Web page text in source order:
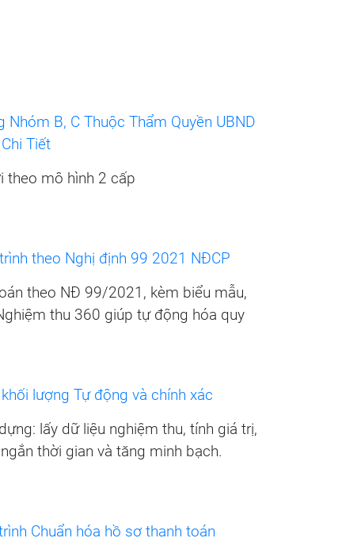
Nhóm B, C Thuộc Thẩm Quyền UBND
Tiết
theo mô hình 2 cấp
theo Nghị định 99 2021 NĐCP
theo NĐ 99/2021, kèm biểu mẫu,
thu 360 giúp tự động hóa quy
lượng Tự động và chính xác
lấy dữ liệu nghiệm thu, tính giá trị,
thời gian và tăng minh bạch.
Chuẩn hóa hồ sơ thanh toán